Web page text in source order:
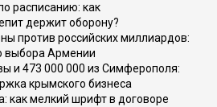
расписанию: как
держит оборону?
против российских миллиардов:
выбора Армении
и 473 000 000 из Симферополя:
крымского бизнеса
как мелкий шрифт в договоре